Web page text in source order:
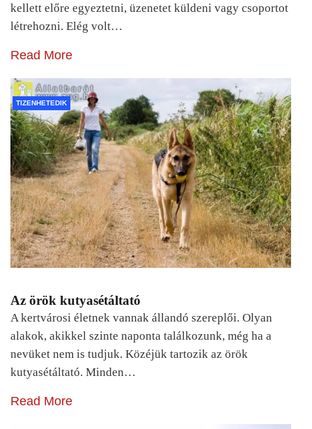
kellett előre egyeztetni, üzenetet küldeni vagy csoportot
létrehozni. Elég volt…
Read More
TIZENHETEDIK
Az örök kutyasétáltató
A kertvárosi életnek vannak állandó szereplői. Olyan
alakok, akikkel szinte naponta találkozunk, még ha a
nevüket nem is tudjuk. Közéjük tartozik az örök
kutyasétáltató. Minden…
Read More